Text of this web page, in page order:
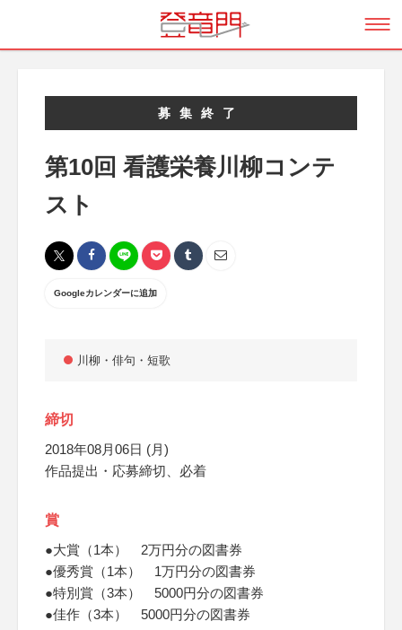
募集終了
第10回 看護栄養川柳コンテ
スト
Googleカレンダーに追加
川柳・俳句・短歌
締切
2018年08月06日 (月)
作品提出・応募締切、必着
賞
●大賞（1本） 2万円分の図書券
●優秀賞（1本） 1万円分の図書券
●特別賞（3本） 5000円分の図書券
●佳作（3本） 5000円分の図書券